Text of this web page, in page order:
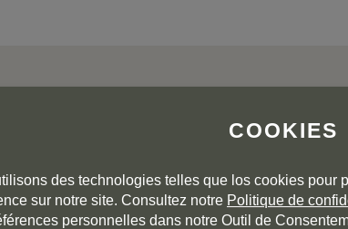
L'AVIS DE LA
COOKIES
des technologies telles que los cookies pour
sur notre site. Consultez notre Politique de
personnelles dans notre Outil de